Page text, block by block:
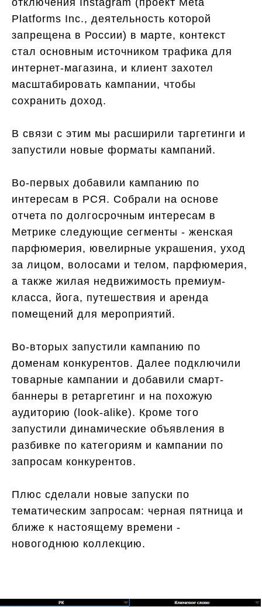
отключения Instagram (проект Meta
Platforms Inc., деятельность которой
запрещена в России) в марте, контекст
стал основным источником трафика для
интернет-магазина, и клиент захотел
масштабировать кампании, чтобы
сохранить доход.
В связи с этим мы расширили таргетинги и
запустили новые форматы кампаний.
Во-первых добавили кампанию по
интересам в РСЯ. Собрали на основе
отчета по долгосрочным интересам в
Метрике следующие сегменты - женская
парфюмерия, ювелирные украшения, уход
за лицом, волосами и телом, парфюмерия,
а также жилая недвижимость премиум-
класса, йога, путешествия и аренда
помещений для мероприятий.
Во-вторых запустили кампанию по
доменам конкурентов. Далее подключили
товарные кампании и добавили смарт-
баннеры в ретаргетинг и на похожую
аудиторию (look-alike). Кроме того
запустили динамические объявления в
разбивке по категориям и кампании по
запросам конкурентов.
Плюс сделали новые запуски по
тематическим запросам: черная пятница и
ближе к настоящему времени -
новогоднюю коллекцию.